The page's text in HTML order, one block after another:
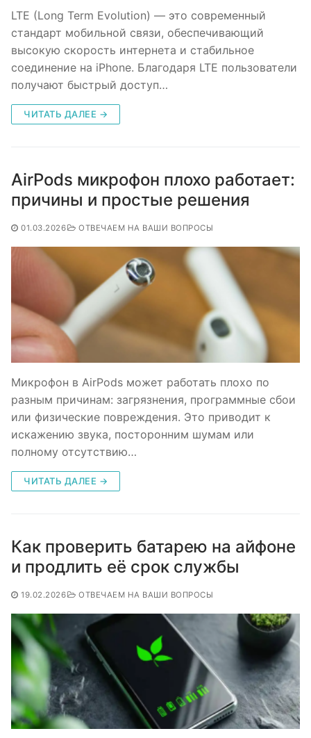
LTE (Long Term Evolution) — это современный
стандарт мобильной связи, обеспечивающий
высокую скорость интернета и стабильное
соединение на iPhone. Благодаря LTE пользователи
получают быстрый доступ…
ЧИТАТЬ ДАЛЕЕ →
AirPods микрофон плохо работает:
причины и простые решения
01.03.2026 ОТВЕЧАЕМ НА ВАШИ ВОПРОСЫ
Микрофон в AirPods может работать плохо по
разным причинам: загрязнения, программные сбои
или физические повреждения. Это приводит к
искажению звука, посторонним шумам или
полному отсутствию…
ЧИТАТЬ ДАЛЕЕ →
Как проверить батарею на айфоне
и продлить её срок службы
19.02.2026 ОТВЕЧАЕМ НА ВАШИ ВОПРОСЫ